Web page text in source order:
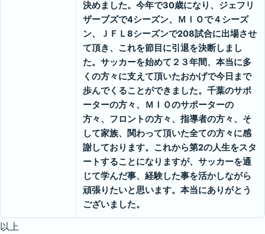
決めました。今年で30歳になり、ジェフリ
ザーブズで4シーズン、ＭＩＯで４シーズ
ン、ＪＦＬ8シーズンで208試合に出場させ
て頂き、これを節目に引退を決断しまし
た。サッカーを始めて２３年間、本当に多
くの方々に支えて頂いたおかげで今日まで
歩んでくることができました。千葉のサポ
ーターの方々、ＭＩＯのサポーターの
方々、フロントの方々、指導者の方々、そ
して家族、関わって頂いた全ての方々に感
謝しております。これから第2の人生をスタ
ートすることになりますが、サッカーを通
じて学んだ事、経験した事を活かしながら
頑張りたいと思います。本当にありがとう
ございました。
以上